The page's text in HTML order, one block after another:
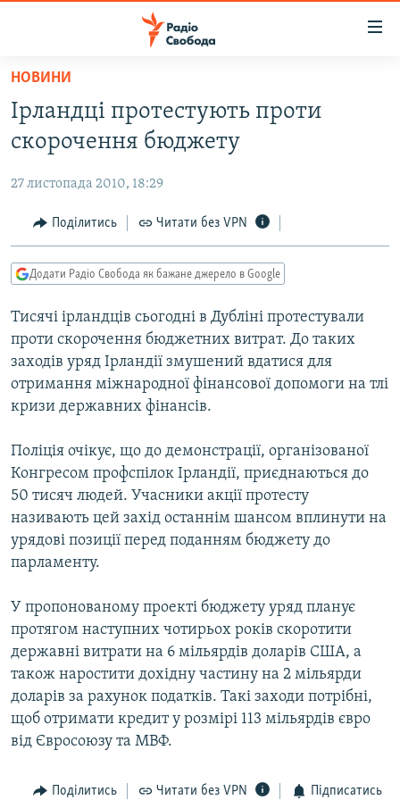
Перейти
основного
матеріалу
Перейти
до
навігації
Перейти
до
ВСЕ ЗА ДОБУ
СТАТТІ
ПОЛІТИКА
ЕКОНОМІКА
КУЛЬТУРА
СПОРТ
УКРАЇНА
СВІТ
ВІЙНА
РОСІЙСЬКА «ФІЛЬТРАЦІЯ»
КРИМ.РЕАЛІЇ
ТИ ЯК?
СХЕМИ
ПРИАЗОВ’Я
КИТАЙ.ВИКЛИКИ
МУЛЬТИМЕДІА
ФОТО
СПЕЦПРОЄКТИ
ПОДКАСТИ
РУС
УКР
КТАТ
ДОЛУЧАЙСЯ!
НОВИНИ
Ірландці протестують проти
скорочення бюджету
27 листопада 2010, 18:29
Поділитись Читати без VPN
Додати Радіо Свобода як бажане джерело в Google
Тисячі ірландців сьогодні в Дубліні протестували
проти скорочення бюджетних витрат. До таких
заходів уряд Ірландії змушений вдатися для
отримання міжнародної фінансової допомоги на тлі
кризи державних фінансів.
Поліція очікує, що до демонстрації, організованої
Конгресом профспілок Ірландії, приєднаються до
50 тисяч людей. Учасники акції протесту
називають цей захід останнім шансом вплинути на
урядові позиції перед поданням бюджету до
парламенту.
У пропонованому проекті бюджету уряд планує
протягом наступних чотирьох років скоротити
державні витрати на 6 мільярдів доларів США, а
також наростити дохідну частину на 2 мільярди
доларів за рахунок податків. Такі заходи потрібні,
щоб отримати кредит у розмірі 113 мільярдів євро
від Євросоюзу та МВФ.
Поділитись Читати без VPN Підписатись